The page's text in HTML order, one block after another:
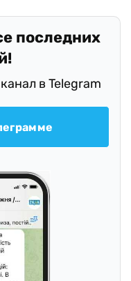
последних
в Telegram